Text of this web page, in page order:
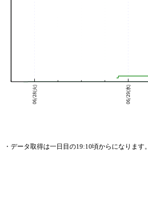
・データ取得は一日目の19:10頃からになります。